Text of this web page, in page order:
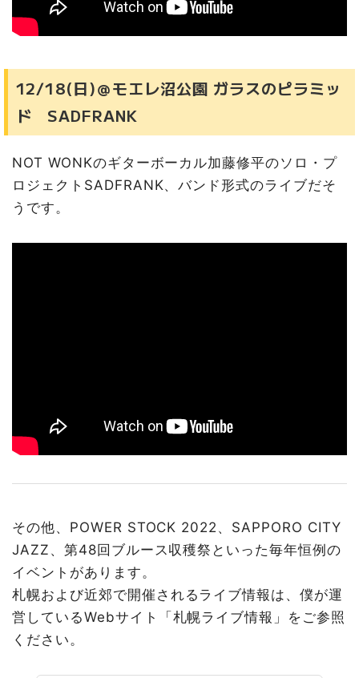
12/18(日)＠モエレ沼公園 ガラスのピラミッ
ド SADFRANK
NOT WONKのギターボーカル加藤修平のソロ・プ
ロジェクトSADFRANK、バンド形式のライブだそ
うです。
その他、POWER STOCK 2022、SAPPORO CITY
JAZZ、第48回ブルース収穫祭といった毎年恒例の
イベントがあります。
札幌および近郊で開催されるライブ情報は、僕が運
営しているWebサイト「札幌ライブ情報」をご参照
ください。